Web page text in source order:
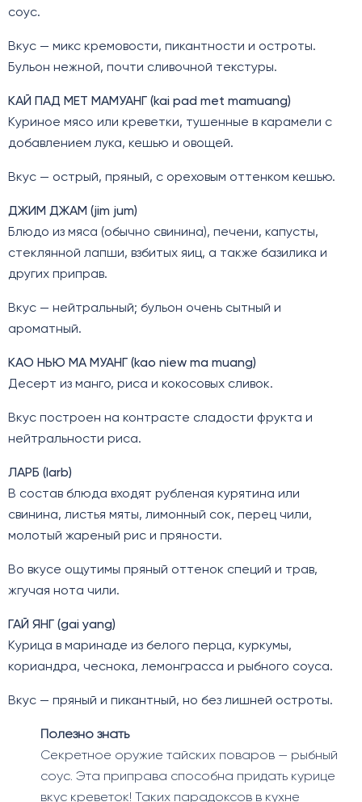
соус.
Вкус — микс кремовости, пикантности и остроты.
Бульон нежной, почти сливочной текстуры.
КАЙ ПАД МЕТ МАМУАНГ (kai pad met mamuang)
Куриное мясо или креветки, тушенные в карамели с
добавлением лука, кешью и овощей.
Вкус — острый, пряный, с ореховым оттенком кешью.
ДЖИМ ДЖАМ (jim jum)
Блюдо из мяса (обычно свинина), печени, капусты,
стеклянной лапши, взбитых яиц, а также базилика и
других приправ.
Вкус — нейтральный; бульон очень сытный и
ароматный.
КАО НЬЮ МА МУАНГ (kao niew ma muang)
Десерт из манго, риса и кокосовых сливок.
Вкус построен на контрасте сладости фрукта и
нейтральности риса.
ЛАРБ (larb)
В состав блюда входят рубленая курятина или
свинина, листья мяты, лимонный сок, перец чили,
молотый жареный рис и пряности.
Во вкусе ощутимы пряный оттенок специй и трав,
жгучая нота чили.
ГАЙ ЯНГ (gai yang)
Курица в маринаде из белого перца, куркумы,
кориандра, чеснока, лемонграсса и рыбного соуса.
Вкус — пряный и пикантный, но без лишней остроты.
Полезно знать
Секретное оружие тайских поваров — рыбный
соус. Эта приправа способна придать курице
вкус креветок! Таких парадоксов в кухне